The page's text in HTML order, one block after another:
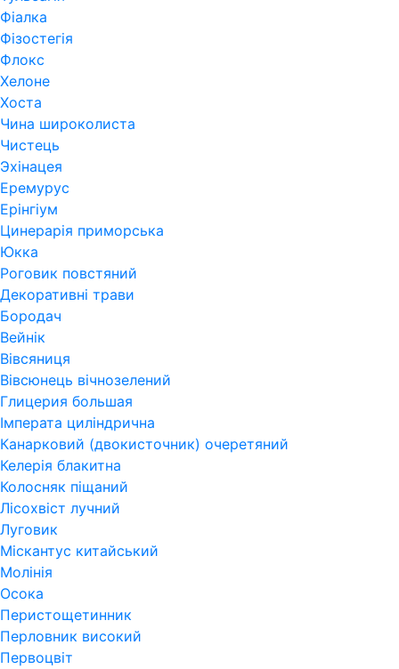
Фіалка
Фізостегія
Флокс
Хелоне
Хоста
Чина широколиста
Чистець
Эхінацея
Еремурус
Ерінгіум
Цинерарія приморська
Юкка
Роговик повстяний
Декоративні трави
Бородач
Вейнік
Вівсяниця
Вівсюнець вічнозелений
Глицерия большая
Імперата циліндрична
Канарковий (двокисточник) очеретяний
Келерія блакитна
Колосняк піщаний
Лісохвіст лучний
Луговик
Міскантус китайський
Молінія
Осока
Перистощетинник
Перловник високий
Первоцвіт